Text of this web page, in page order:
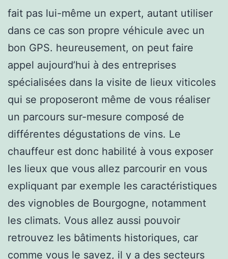
fait pas lui-même un expert, autant utiliser
dans ce cas son propre véhicule avec un
bon GPS. heureusement, on peut faire
appel aujourd’hui à des entreprises
spécialisées dans la visite de lieux viticoles
qui se proposeront même de vous réaliser
un parcours sur-mesure composé de
différentes dégustations de vins. Le
chauffeur est donc habilité à vous exposer
les lieux que vous allez parcourir en vous
expliquant par exemple les caractéristiques
des vignobles de Bourgogne, notamment
les climats. Vous allez aussi pouvoir
retrouvez les bâtiments historiques, car
comme vous le savez, il y a des secteurs